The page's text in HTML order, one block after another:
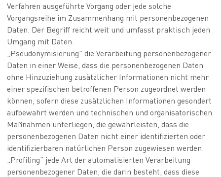
Verfahren ausgeführte Vorgang oder jede solche
Vorgangsreihe im Zusammenhang mit personenbezogenen
Daten. Der Begriff reicht weit und umfasst praktisch jeden
Umgang mit Daten.
„Pseudonymisierung” die Verarbeitung personenbezogener
Daten in einer Weise, dass die personenbezogenen Daten
ohne Hinzuziehung zusätzlicher Informationen nicht mehr
einer spezifischen betroffenen Person zugeordnet werden
können, sofern diese zusätzlichen Informationen gesondert
aufbewahrt werden und technischen und organisatorischen
Maßnahmen unterliegen, die gewährleisten, dass die
personenbezogenen Daten nicht einer identifizierten oder
identifizierbaren natürlichen Person zugewiesen werden.
„Profiling” jede Art der automatisierten Verarbeitung
personenbezogener Daten, die darin besteht, dass diese